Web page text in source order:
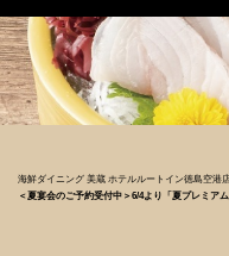
海鮮ダイニング 美蔵 ホテルルートイン徳島空港
＜夏宴会のご予約受付中＞6/4より「夏プレミア